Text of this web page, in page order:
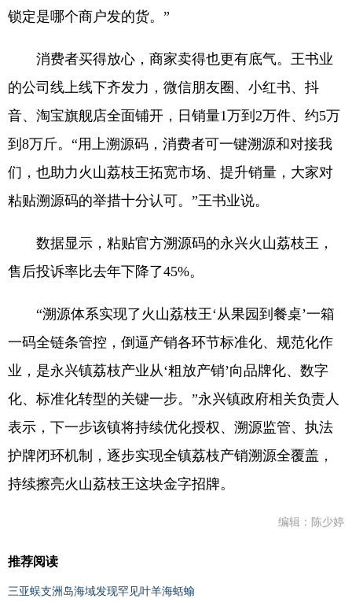
锁定是哪个商户发的货。”
消费者买得放心，商家卖得也更有底气。王书业
的公司线上线下齐发力，微信朋友圈、小红书、抖
音、淘宝旗舰店全面铺开，日销量1万到2万件、约5万
到8万斤。“用上溯源码，消费者可一键溯源和对接我
们，也助力火山荔枝王拓宽市场、提升销量，大家对
粘贴溯源码的举措十分认可。”王书业说。
数据显示，粘贴官方溯源码的永兴火山荔枝王，
售后投诉率比去年下降了45%。
“溯源体系实现了火山荔枝王‘从果园到餐桌’一箱
一码全链条管控，倒逼产销各环节标准化、规范化作
业，是永兴镇荔枝产业从‘粗放产销’向品牌化、数字
化、标准化转型的关键一步。”永兴镇政府相关负责人
表示，下一步该镇将持续优化授权、溯源监管、执法
护牌闭环机制，逐步实现全镇荔枝产销溯源全覆盖，
持续擦亮火山荔枝王这块金字招牌。
编辑：陈少婷
推荐阅读
三亚蜈支洲岛海域发现罕见叶羊海蛞蝓